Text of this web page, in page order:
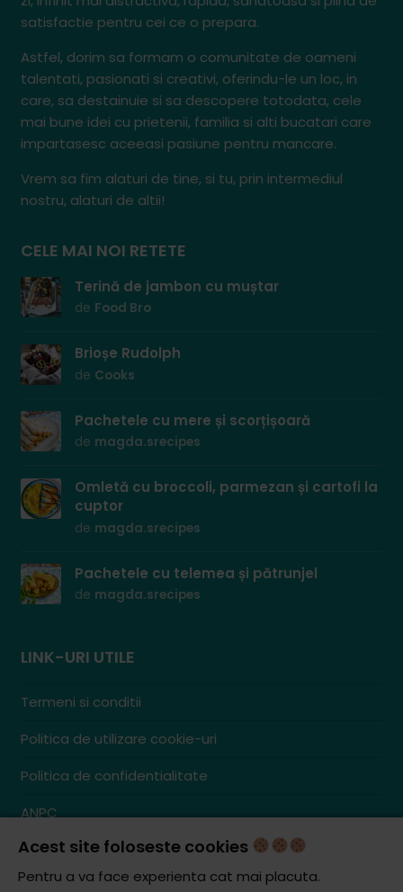
satisfactie pentru cei ce o prepara.
Astfel, dorim sa formam o comunitate de oameni
talentati, pasionati si creativi, oferindu-le un loc, in
care, sa destainuie si sa descopere totodata, cele
mai bune idei cu prietenii, familia si alti bucatari care
impartasesc aceeasi pasiune pentru mancare.
Vrem sa fim alaturi de tine, si tu, prin intermediul
nostru, alaturi de altii!
CELE MAI NOI RETETE
Terină de jambon cu muștar
de Food Bro
Brioșe Rudolph
de Cooks
Pachetele cu mere și scorțișoară
de magda.srecipes
Omletă cu broccoli, parmezan și cartofi la
cuptor
de magda.srecipes
Pachetele cu telemea și pătrunjel
de magda.srecipes
LINK-URI UTILE
Termeni si conditii
Politica de utilizare cookie-uri
Politica de confidentialitate
ANPC
Contact
S.C. ZENCOM MEDIA GROUP SRL
Acest site foloseste cookies
Pentru a va face experienta cat mai placuta.